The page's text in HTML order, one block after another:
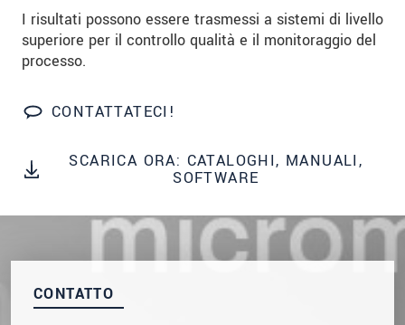
I risultati possono essere trasmessi a sistemi di livello
superiore per il controllo qualità e il monitoraggio del
processo.
CONTATTATECI!
SCARICA ORA: CATALOGHI, MANUALI,
SOFTWARE
CONTATTO